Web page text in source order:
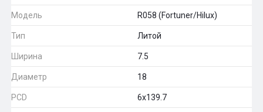
Модель R058 (Fortuner/Hilux)
Тип Литой
Ширина 7.5
Диаметр 18
PCD 6x139.7